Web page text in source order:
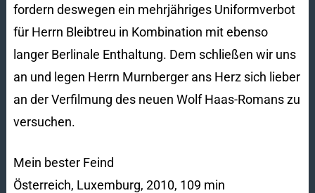
fordern deswegen ein mehrjähriges Uniformverbot
für Herrn Bleibtreu in Kombination mit ebenso
langer Berlinale Enthaltung. Dem schließen wir uns
an und legen Herrn Murnberger ans Herz sich lieber
an der Verfilmung des neuen Wolf Haas-Romans zu
versuchen.
Mein bester Feind
Österreich, Luxemburg, 2010, 109 min